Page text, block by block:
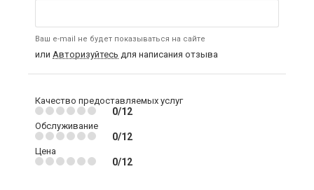
Ваш e-mail не будет показываться на сайте
или Авторизуйтесь для написания отзыва
Качество предоставляемых услуг
0/12
Обслуживание
0/12
Цена
0/12